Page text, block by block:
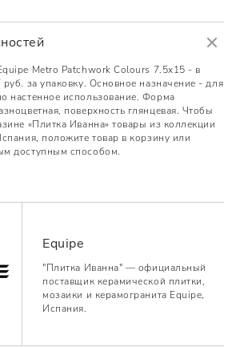
Metro Patchwork Colours 7.5x15 - в
за упаковку. Основное назначение - для
настенное использование. Форма
поверхность глянцевая. Чтобы
«Плитка Иванна» товары из коллекции
положите товар в корзину или
доступным способом.
Equipe
"Плитка Иванна" — официальный
поставщик керамической плитки,
мозаики и керамогранита Equipe,
Испания.